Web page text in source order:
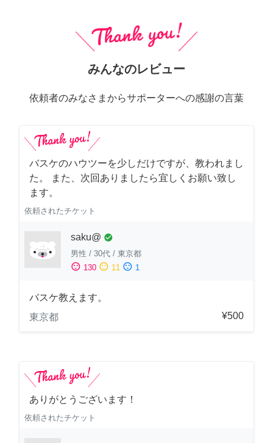
みんなのレビュー
依頼者のみなさまからサポーターへの感謝の言葉
バスケのハウツーを少しだけですが、教われまし
た。 また、次回ありましたら宜しくお願い致し
ます。
依頼されたチケット
saku@ check_circle
男性 / 30代 / 東京都
sentiment_satisfied 130 sentiment_neutral 11 sentiment_dissatisfied 1
バスケ教えます。
東京都
¥500
ありがとうございます！
依頼されたチケット